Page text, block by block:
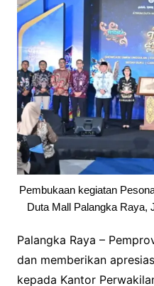
Pembukaan kegiatan
Duta Mall Palangka Raya,
Palangka Raya –
dan memberikan
kepada Kantor